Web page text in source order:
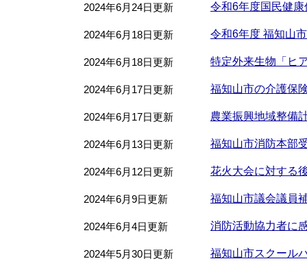
2024年6月24日更新 令和6年度国民健
2024年6月18日更新 令和6年度 福知山
2024年6月18日更新 特定外来生物「ヒ
2024年6月17日更新 福知山市の介護保
2024年6月17日更新 農業振興地域整備
2024年6月13日更新 福知山市消防本部
2024年6月12日更新 花火大会に対する
2024年6月9日更新 福知山市議会議員
2024年6月4日更新 消防活動協力者に
2024年5月30日更新 福知山市スクール